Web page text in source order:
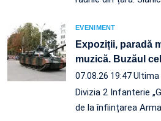
EVENIMENT
Expoziții, paradă
muzică. Buzăul
07.08.26 19:47Ultima
Divizia 2 Infanterie
de la înființarea